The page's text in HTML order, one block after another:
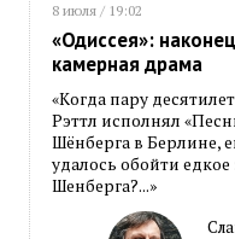
8 июля / 19:02
«Одиссея»:
камерная драма
«Когда пару
Рэттл исполнял
Шёнберга в Берлине,
удалось обойти
Шенберга?...»